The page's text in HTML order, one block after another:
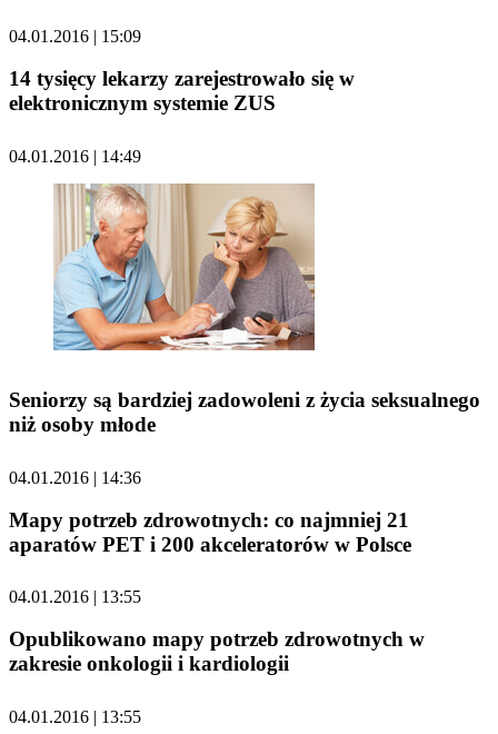
04.01.2016 | 15:09
14 tysięcy lekarzy zarejestrowało się w
elektronicznym systemie ZUS
04.01.2016 | 14:49
Seniorzy są bardziej zadowoleni z życia seksualnego
niż osoby młode
04.01.2016 | 14:36
Mapy potrzeb zdrowotnych: co najmniej 21
aparatów PET i 200 akceleratorów w Polsce
04.01.2016 | 13:55
Opublikowano mapy potrzeb zdrowotnych w
zakresie onkologii i kardiologii
04.01.2016 | 13:55